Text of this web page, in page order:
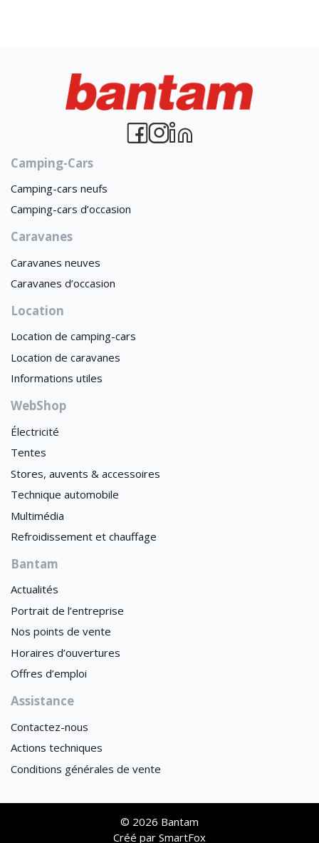
Camping-Cars
Camping-cars neufs
Camping-cars d’occasion
Caravanes
Caravanes neuves
Caravanes d’occasion
Location
Location de camping-cars
Location de caravanes
Informations utiles
WebShop
Électricité
Tentes
Stores, auvents & accessoires
Technique automobile
Multimédia
Refroidissement et chauffage
Bantam
Actualités
Portrait de l’entreprise
Nos points de vente
Horaires d’ouvertures
Offres d’emploi
Assistance
Contactez-nous
Actions techniques
Conditions générales de vente
© 2026 Bantam
Créé par SmartFox